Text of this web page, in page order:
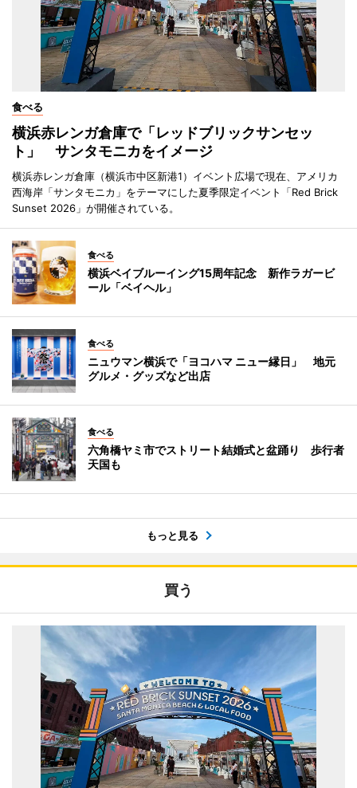
食べる
横浜赤レンガ倉庫で「レッドブリックサンセッ
ト」 サンタモニカをイメージ
横浜赤レンガ倉庫（横浜市中区新港1）イベント広場で現在、アメリカ
西海岸「サンタモニカ」をテーマにした夏季限定イベント「Red Brick
Sunset 2026」が開催されている。
食べる
横浜ベイブルーイング15周年記念 新作ラガービ
ール「ベイヘル」
食べる
ニュウマン横浜で「ヨコハマ ニュー縁日」 地元
グルメ・グッズなど出店
食べる
六角橋ヤミ市でストリート結婚式と盆踊り 歩行者
天国も
もっと見る
買う